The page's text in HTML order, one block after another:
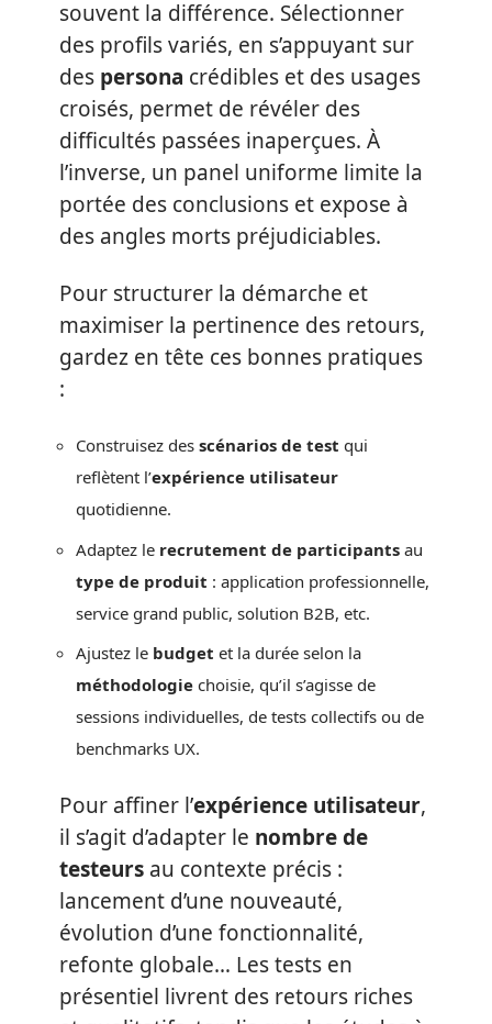
souvent la différence. Sélectionner
des profils variés, en s’appuyant sur
des persona crédibles et des usages
croisés, permet de révéler des
difficultés passées inaperçues. À
l’inverse, un panel uniforme limite la
portée des conclusions et expose à
des angles morts préjudiciables.
Pour structurer la démarche et
maximiser la pertinence des retours,
gardez en tête ces bonnes pratiques
:
Construisez des scénarios de test qui
reflètent l’expérience utilisateur
quotidienne.
Adaptez le recrutement de participants au
type de produit : application professionnelle,
service grand public, solution B2B, etc.
Ajustez le budget et la durée selon la
méthodologie choisie, qu’il s’agisse de
sessions individuelles, de tests collectifs ou de
benchmarks UX.
Pour affiner l’expérience utilisateur,
il s’agit d’adapter le nombre de
testeurs au contexte précis :
lancement d’une nouveauté,
évolution d’une fonctionnalité,
refonte globale… Les tests en
présentiel livrent des retours riches